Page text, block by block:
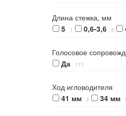
Длина стежка, мм
5
1 0,6-3,6 0
Голосовое
Да
111
Ход игловодителя
41 мм
2 34 мм